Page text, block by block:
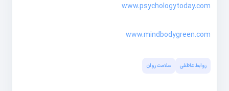
www.psychologytoday.com
www.mindbodygreen.com
روابط عاطفی سلامت روان